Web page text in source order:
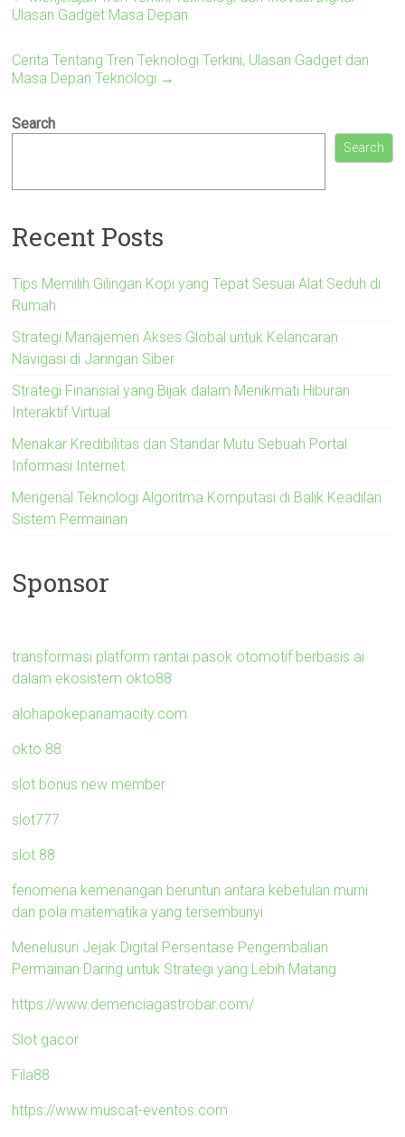
Ulasan Gadget Masa Depan
Cerita Tentang Tren Teknologi Terkini, Ulasan Gadget dan
Masa Depan Teknologi →
Search
Search
Recent Posts
Tips Memilih Gilingan Kopi yang Tepat Sesuai Alat Seduh di
Rumah
Strategi Manajemen Akses Global untuk Kelancaran
Navigasi di Jaringan Siber
Strategi Finansial yang Bijak dalam Menikmati Hiburan
Interaktif Virtual
Menakar Kredibilitas dan Standar Mutu Sebuah Portal
Informasi Internet
Mengenal Teknologi Algoritma Komputasi di Balik Keadilan
Sistem Permainan
Sponsor
transformasi platform rantai pasok otomotif berbasis ai
dalam ekosistem okto88
alohapokepanamacity.com
okto 88
slot bonus new member
slot777
slot 88
fenomena kemenangan beruntun antara kebetulan murni
dan pola matematika yang tersembunyi
Menelusuri Jejak Digital Persentase Pengembalian
Permainan Daring untuk Strategi yang Lebih Matang
https://www.demenciagastrobar.com/
Slot gacor
Fila88
https://www.muscat-eventos.com